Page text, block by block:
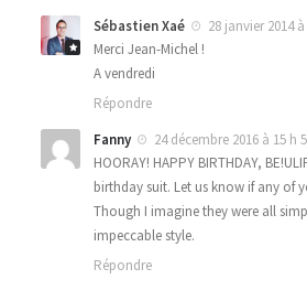
Sébastien Xaé
28 janvier 2014
Merci Jean-Michel !
A vendredi
Répondre
Fanny
24 décembre 2016 à 15 h
HOORAY! HAPPY BIRTHDAY,
birthday suit. Let us know if any of
Though I imagine they were all
impeccable style.
Répondre